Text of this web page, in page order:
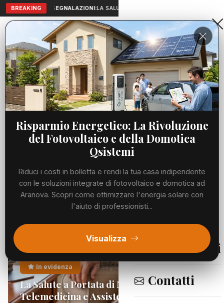
BREAKING SEGNALAZIONI:LA SALUTE A PORTATA DI MANO:
Aranova • NET
PORTALE UTILE AL TERRITORIO
Home
Cronaca
Viabilità
Meteo
Segnalazioni
Contatti
Risparmio Energetico: La Rivoluzione
del Fotovoltaico e della Domotica
Qsistemi
Riduci i costi in bolletta e rendi la tua casa indipendente
con le soluzioni integrate di fotovoltaico e domotica ad
Aranova. Scopri come ottimizzare l'energia solare con
l'aiuto di professionisti...
Visualizza
In evidenza Segnalazioni
La Salute a Portata di Mano:
Telemedicina e Assistenza Domiciliare